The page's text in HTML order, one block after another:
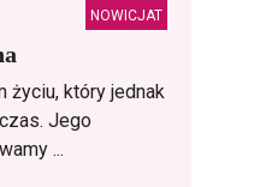
NOWICJAT
życiu, który jednak
Jego
...